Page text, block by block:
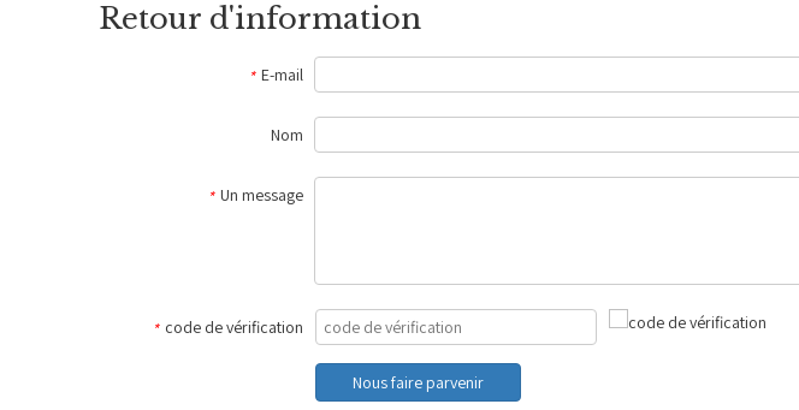
Retour d'information
* E-mail
Nom
* Un message
* code de vérification
Nous faire parvenir